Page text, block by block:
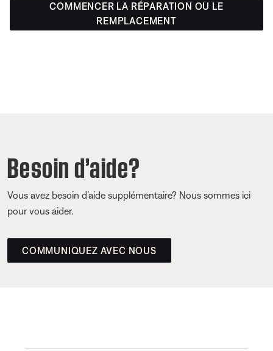
COMMENCER LA RÉPARATION OU LE
REMPLACEMENT
Besoin d’aide?
Vous avez besoin d’aide supplémentaire? Nous sommes ici
pour vous aider.
COMMUNIQUEZ AVEC NOUS